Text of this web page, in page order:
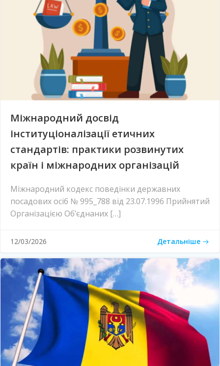
Міжнародний досвід
інституціоналізації етичних
стандартів: практики розвинутих
країн і міжнародних організацій
Міжнародний кодекс поведінки державних
посадових осіб № 995_788 від 23.07.1996 Прийнятий
Організацією Об’єднаних […]
12/03/2026 Детальніше